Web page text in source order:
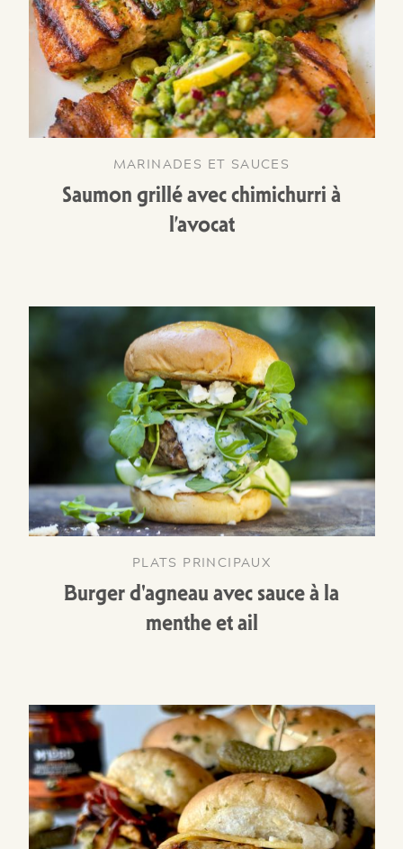
MARINADES ET SAUCES
Saumon grillé avec chimichurri à
l’avocat
PLATS PRINCIPAUX
Burger d'agneau avec sauce à la
menthe et ail